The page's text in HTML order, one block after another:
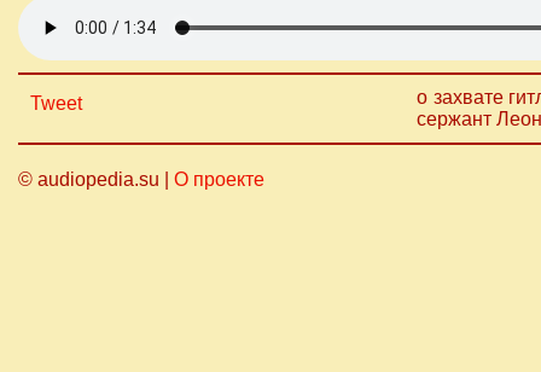
Tweet
о захвате
сержант
© audiopedia.su | О проекте